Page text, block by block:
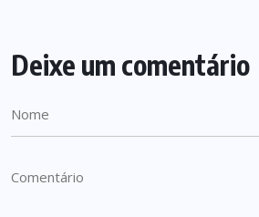
Deixe um comentário